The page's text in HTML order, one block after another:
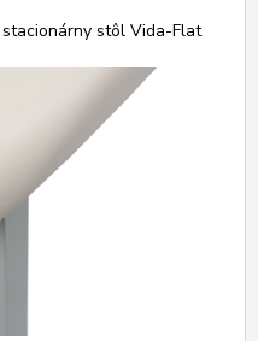
stôl Vida-Flat